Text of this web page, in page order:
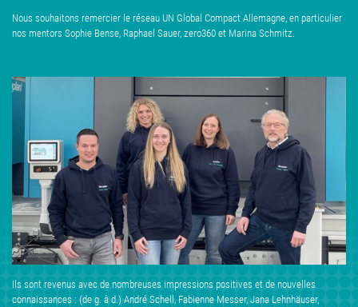
Ils sont revenus avec de nombreuses impressions positives et de nouvelles
connaissances : (de g. à d.) André Schell, Fabienne Messer, Jana Lehnhäuser,
Nous souhaitons remercier le réseau UN Global Compact Allemagne, en particulier
nos mentors Sophie Bense, Raphael Sauer, zero360 et Marina Schmitz.